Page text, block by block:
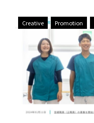
Creative Promotion